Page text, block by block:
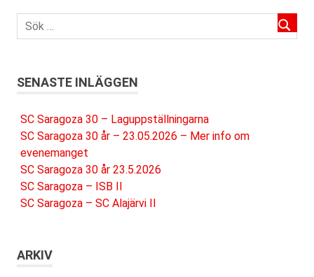
SENASTE INLÄGGEN
SC Saragoza 30 – Laguppställningarna
SC Saragoza 30 år – 23.05.2026 – Mer info om
evenemanget
SC Saragoza 30 år 23.5.2026
SC Saragoza – ISB II
SC Saragoza – SC Alajärvi II
ARKIV